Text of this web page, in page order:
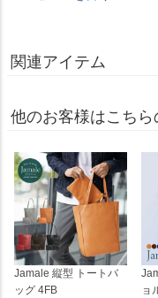
関連アイテム
他のお客様はこち
Jamale 縦型 トートバ
ッグ 4FB
ョ